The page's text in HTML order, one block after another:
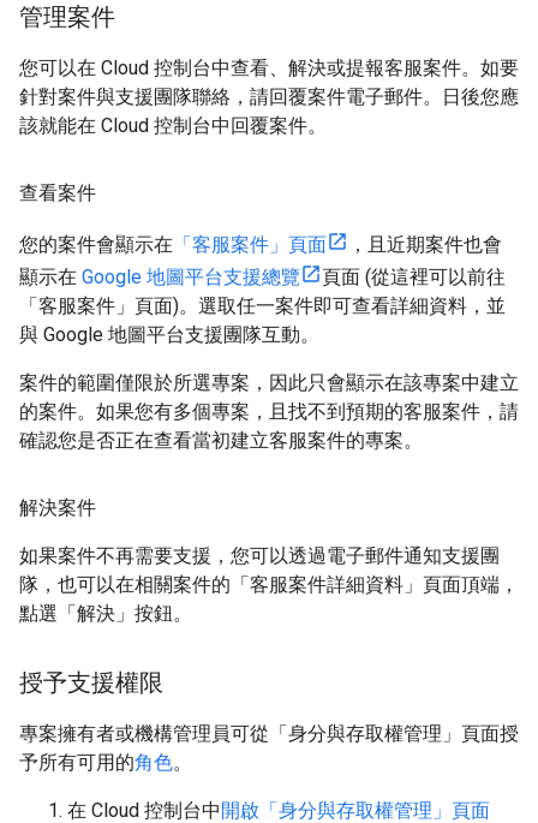
管理案件
您可以在 Cloud 控制台中查看、解決或提報客服案件。如要
針對案件與支援團隊聯絡，請回覆案件電子郵件。日後您應
該就能在 Cloud 控制台中回覆案件。
查看案件
您的案件會顯示在 「客服案件」頁面
，且近期案件也會
顯示在 Google 地圖平台支援總覽
頁面 (從這裡可以前往
「客服案件」頁面)。選取任一案件即可查看詳細資料，並
與 Google 地圖平台支援團隊互動。
案件的範圍僅限於所選專案，因此只會顯示在該專案中建立
的案件。如果您有多個專案，且找不到預期的客服案件，請
確認您是否正在查看當初建立客服案件的專案。
解決案件
如果案件不再需要支援，您可以透過電子郵件通知支援團
隊，也可以在相關案件的「客服案件詳細資料」頁面頂端，
點選「解決」按鈕。
授予支援權限
專案擁有者或機構管理員可從「身分與存取權管理」頁面授
予所有可用的角色。
在 Cloud 控制台中開啟「身分與存取權管理」頁面